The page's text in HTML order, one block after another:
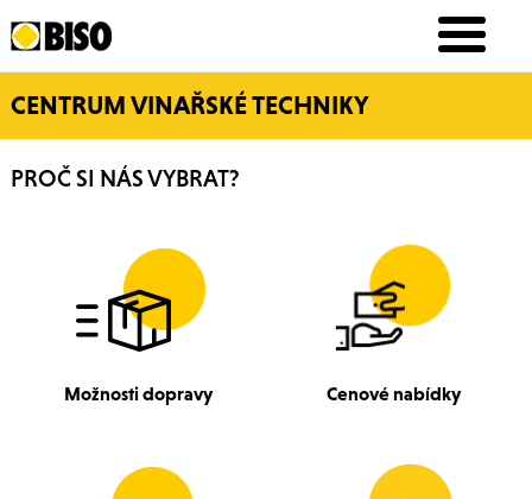
CENTRUM VINAŘSKÉ TECHNIKY
PROČ SI NÁS VYBRAT?
Možnosti dopravy Cenové nabídky